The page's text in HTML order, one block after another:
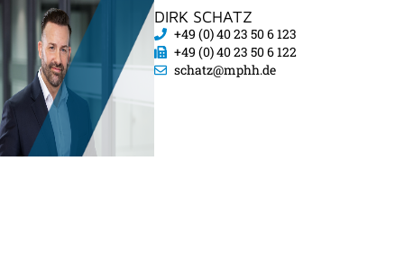
DIRK SCHATZ
+49 (0) 40 23 50 6 123
+49 (0) 40 23 50 6 122
schatz@mphh.de